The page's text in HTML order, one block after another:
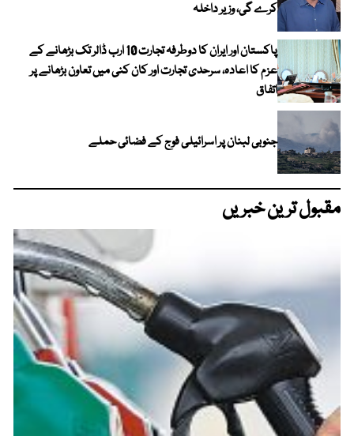
کرے گی، وزیر داخلہ
پاکستان اور ایران کا دوطرفہ تجارت 10 ارب ڈالر تک بڑھانے کے
عزم کا اعادہ، سرحدی تجارت اور کان کنی میں تعاون بڑھانے پر
اتفاق
جنوبی لبنان پر اسرائیلی فوج کے فضائی حملے
مقبول ترین خبریں